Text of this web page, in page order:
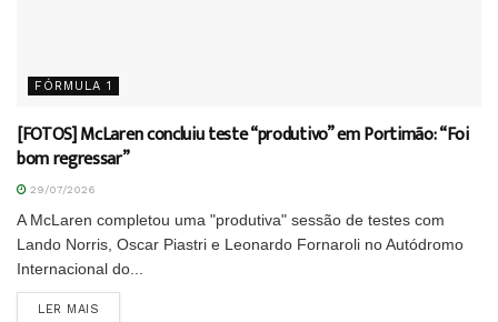
FÓRMULA 1
[FOTOS] McLaren concluiu teste “produtivo” em Portimão: “Foi
bom regressar”
29/07/2026
A McLaren completou uma "produtiva" sessão de testes com
Lando Norris, Oscar Piastri e Leonardo Fornaroli no Autódromo
Internacional do...
LER MAIS